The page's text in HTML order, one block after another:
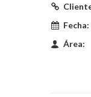
Fecha:
Área: